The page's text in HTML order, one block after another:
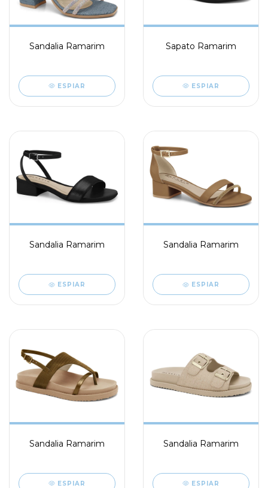
Sandalia Ramarim
ESPIAR
Sapato Ramarim
ESPIAR
Sandalia Ramarim
ESPIAR
Sandalia Ramarim
ESPIAR
Sandalia Ramarim
ESPIAR
Sandalia Ramarim
ESPIAR